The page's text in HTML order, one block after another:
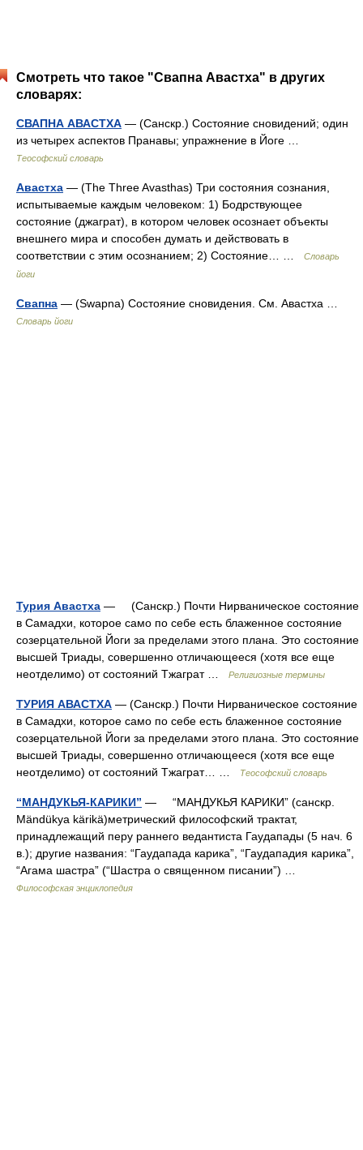
Смотреть что такое "Свапна Авастха" в других
словарях:
СВАПНА АВАСТХА — (Санскр.) Состояние сновидений; один
из четырех аспектов Пранавы; упражнение в Йоге …
Теософский словарь
Авастха — (The Three Avasthas) Три состояния сознания,
испытываемые каждым человеком: 1) Бодрствующее
состояние (джаграт), в котором человек осознает объекты
внешнего мира и способен думать и действовать в
соответствии с этим осознанием; 2) Состояние… …
Словарь
йоги
Свапна — (Swapna) Состояние сновидения. См. Авастха …
Словарь йоги
Турия Авастха — (Санскр.) Почти Нирваническое состояние
в Самадхи, которое само по себе есть блаженное состояние
созерцательной Йоги за пределами этого плана. Это состояние
высшей Триады, совершенно отличающееся (хотя все еще
неотделимо) от состояний Тжаграт …
Религиозные термины
ТУРИЯ АВАСТХА — (Санскр.) Почти Нирваническое состояние
в Самадхи, которое само по себе есть блаженное состояние
созерцательной Йоги за пределами этого плана. Это состояние
высшей Триады, совершенно отличающееся (хотя все еще
неотделимо) от состояний Тжаграт… …
Теософский словарь
“МАНДУКЬЯ-КАРИКИ” — “МАНДУКЬЯ КАРИКИ” (санскр.
Mändükya kärikä)метрический философский трактат,
принадлежащий перу раннего ведантиста Гаудапады (5 нач. 6
в.); другие названия: “Гаудапада карика”, “Гаудападия карика”,
“Агама шастра” (“Шастра о священном писании”) …
Философская энциклопедия